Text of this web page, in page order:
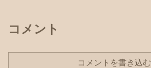
コメント
コメントを書き込む